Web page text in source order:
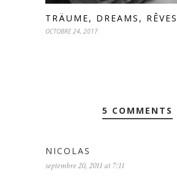
TRÄUME, DREAMS, RÊVES
OCTOBRE 24, 2017
5 COMMENTS
NICOLAS
septembre 20, 2011 at 7:11